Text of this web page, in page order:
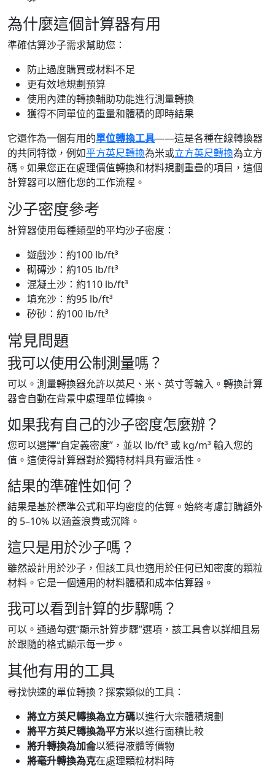
為什麼這個計算器有用
準確估算沙子需求幫助您：
防止過度購買或材料不足
更有效地規劃預算
使用內建的轉換輔助功能進行測量轉換
獲得不同單位的重量和體積的即時結果
它還作為一個有用的單位轉換工具——這是各種在線轉換器
的共同特徵，例如平方英尺轉換為米或立方英尺轉換為立方
碼。如果您正在處理價值轉換和材料規劃重疊的項目，這個
計算器可以簡化您的工作流程。
沙子密度參考
計算器使用每種類型的平均沙子密度：
遊戲沙：約100 lb/ft³
砌磚沙：約105 lb/ft³
混凝土沙：約110 lb/ft³
填充沙：約95 lb/ft³
矽砂：約100 lb/ft³
常見問題
我可以使用公制測量嗎？
可以。測量轉換器允許以英尺、米、英寸等輸入。轉換計算
器會自動在背景中處理單位轉換。
如果我有自己的沙子密度怎麼辦？
您可以選擇“自定義密度”，並以 lb/ft³ 或 kg/m³ 輸入您的
值。這使得計算器對於獨特材料具有靈活性。
結果的準確性如何？
結果是基於標準公式和平均密度的估算。始終考慮訂購額外
的 5–10% 以涵蓋浪費或沉降。
這只是用於沙子嗎？
雖然設計用於沙子，但該工具也適用於任何已知密度的顆粒
材料。它是一個通用的材料體積和成本估算器。
我可以看到計算的步驟嗎？
可以。通過勾選“顯示計算步驟”選項，該工具會以詳細且易
於跟隨的格式顯示每一步。
其他有用的工具
尋找快速的單位轉換？探索類似的工具：
將立方英尺轉換為立方碼以進行大宗體積規劃
將平方英尺轉換為平方米以進行面積比較
將升轉換為加侖以獲得液體等價物
將毫升轉換為克在處理顆粒材料時